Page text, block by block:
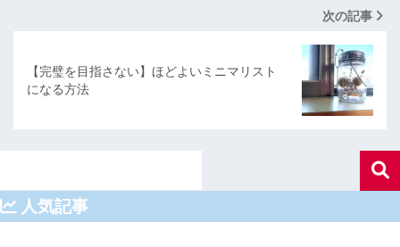
次の記事
【完璧を目指さない】ほどよいミニマリスト
になる方法
人気記事